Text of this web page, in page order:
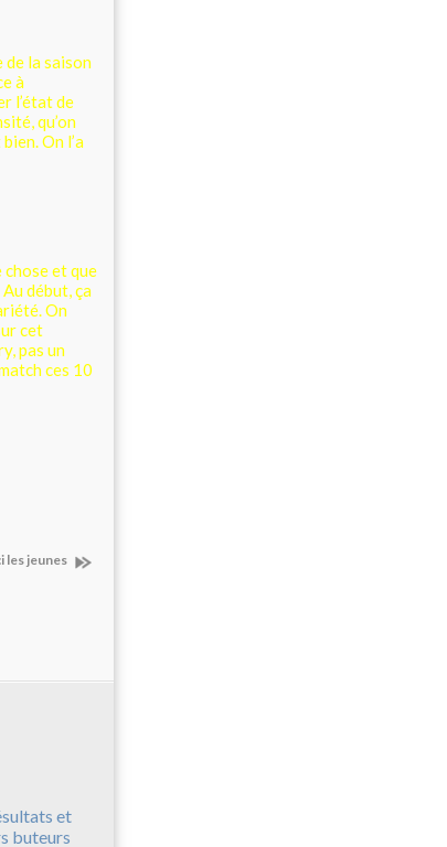
de la saison
à
l’état de
qu’on
On l’a
chose et que
début, ça
On
cet
pas un
ces 10
les jeunes